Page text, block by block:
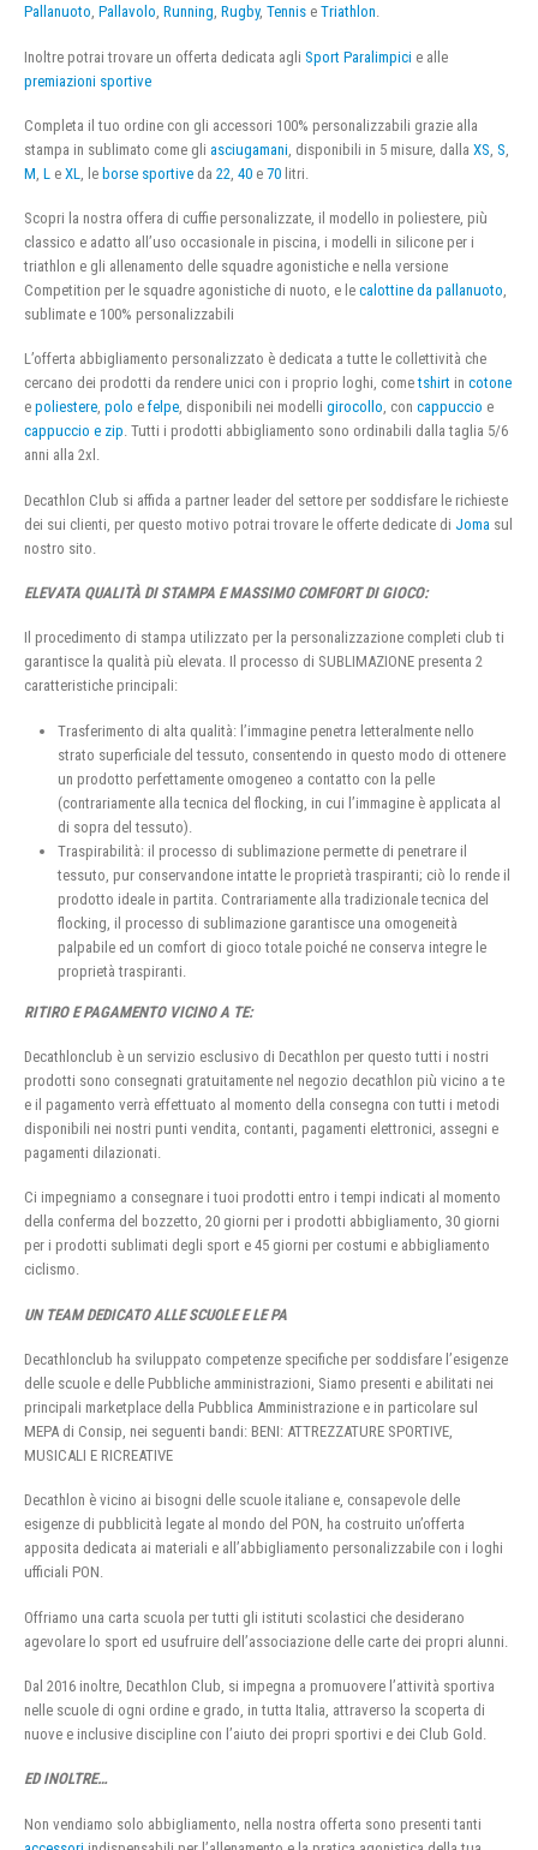
Pallanuoto, Pallavolo, Running, Rugby, Tennis e Triathlon.
Inoltre potrai trovare un offerta dedicata agli Sport Paralimpici e alle
premiazioni sportive
Completa il tuo ordine con gli accessori 100% personalizzabili grazie alla
stampa in sublimato come gli asciugamani , disponibili in 5 misure, dalla XS S
M L e XL , le borse sportive da 22 40 e 70 litri.
Scopri la nostra offera di cuffie personalizzate, il modello in poliestere, più
classico e adatto all’uso occasionale in piscina, i modelli in silicone per i
triathlon e gli allenamento delle squadre agonistiche e nella versione
Competition per le squadre agonistiche di nuoto, e le calottine da pallanuoto,
sublimate e 100% personalizzabili
L’offerta abbigliamento personalizzato è dedicata a tutte le collettività che
cercano dei prodotti da rendere unici con i proprio loghi, cometshirt in cotone
e poliestere, polo e felpe, disponibili nei modelli girocollo, con cappuccio e
cappuccio e zip. Tutti i prodotti abbigliamento sono ordinabili dalla taglia 5/6
anni alla 2xl.
Decathlon Club si affida a partner leader del settore per soddisfare le richieste
dei sui clienti, per questo motivo potrai trovare le offerte dedicate di Joma sul
nostro sito.
ELEVATA QUALITÀ DI STAMPA E MASSIMO COMFORT DI GIOCO:
Il procedimento di stampa utilizzato per la personalizzazione completi club ti
garantisce la qualità più elevata. Il processo di SUBLIMAZIONE presenta 2
caratteristiche principali:
Trasferimento di alta qualità: l’immagine penetra letteralmente nello
strato superficiale del tessuto, consentendo in questo modo di ottenere
un prodotto perfettamente omogeneo a contatto con la pelle
(contrariamente alla tecnica del flocking, in cui l’immagine è applicata al
di sopra del tessuto).
Traspirabilità: il processo di sublimazione permette di penetrare il
tessuto, pur conservandone intatte le proprietà traspiranti; ciò lo rende il
prodotto ideale in partita. Contrariamente alla tradizionale tecnica del
flocking, il processo di sublimazione garantisce una omogeneità
palpabile ed un comfort di gioco totale poiché ne conserva integre le
proprietà traspiranti.
RITIRO E PAGAMENTO VICINO A TE:
Decathlonclub è un servizio esclusivo di Decathlon per questo tutti i nostri
prodotti sono consegnati gratuitamente nel negozio decathlon più vicino a te
e il pagamento verrà effettuato al momento della consegna con tutti i metodi
disponibili nei nostri punti vendita, contanti, pagamenti elettronici, assegni e
pagamenti dilazionati.
Ci impegniamo a consegnare i tuoi prodotti entro i tempi indicati al momento
della conferma del bozzetto, 20 giorni per i prodotti abbigliamento, 30 giorni
per i prodotti sublimati degli sport e 45 giorni per costumi e abbigliamento
ciclismo.
UN TEAM DEDICATO ALLE SCUOLE E LE PA
Decathlonclub ha sviluppato competenze specifiche per soddisfare l’esigenze
delle scuole e delle Pubbliche amministrazioni, Siamo presenti e abilitati nei
principali marketplace della Pubblica Amministrazione e in particolare sul
MEPA di Consip, nei seguenti bandi: BENI: ATTREZZATURE SPORTIVE,
MUSICALI E RICREATIVE
Decathlon è vicino ai bisogni delle scuole italiane e, consapevole delle
esigenze di pubblicità legate al mondo del PON, ha costruito un’offerta
apposita dedicata ai materiali e all’abbigliamento personalizzabile con i loghi
ufficiali PON.
Offriamo una carta scuola per tutti gli istituti scolastici che desiderano
agevolare lo sport ed usufruire dell’associazione delle carte dei propri alunni.
Dal 2016 inoltre, Decathlon Club, si impegna a promuovere l’attività sportiva
nelle scuole di ogni ordine e grado, in tutta Italia, attraverso la scoperta di
nuove e inclusive discipline con l’aiuto dei propri sportivi e dei Club Gold.
ED INOLTRE…
Non vendiamo solo abbigliamento, nella nostra offerta sono presenti tanti